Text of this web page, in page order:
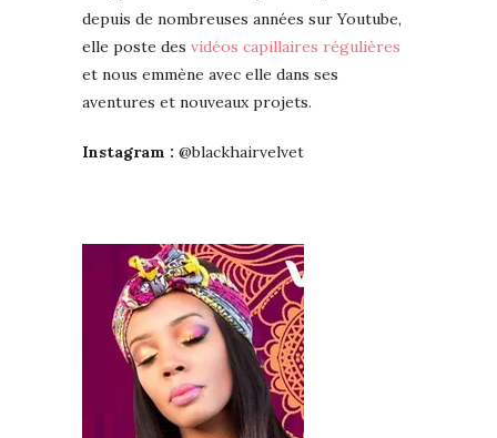
depuis de nombreuses années sur Youtube,
elle poste des vidéos capillaires régulières
et nous emmène avec elle dans ses
aventures et nouveaux projets.
Instagram : @blackhairvelvet